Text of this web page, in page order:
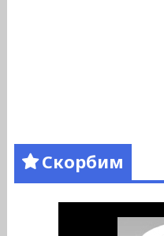
Скорбим